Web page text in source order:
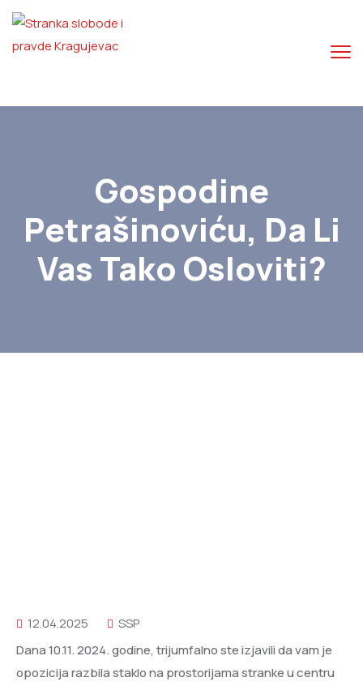
Gospodine
Petrašinoviću, Da Li
Vas Tako Osloviti?
12.04.2025
SSP
Dana 10.11. 2024. godine, trijumfalno ste izjavili da vam je
opozicija razbila staklo na prostorijama stranke u centru